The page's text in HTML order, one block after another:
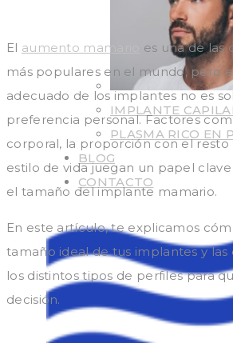
IMPLANTE
PLASMA RICO EN
BLOG
CONTACTO
El aumento mamario
es una de las
más populares en el mundo, pero
adecuado de los implantes no es
preferencia personal. Factores
corporal, la proporción con el resto
estilo de vida juegan un papel
el tamaño del implante mamario.
En este artículo, te explicamos
tamaño ideal de tus implantes y las
los distintos tipos de perfiles para
decisión.